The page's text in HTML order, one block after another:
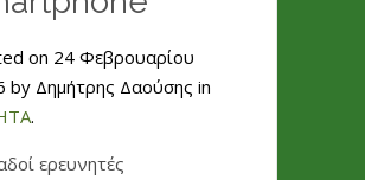
on 24 Φεβρουαρίου
by Δημήτρης Δαούσης in
.
ερευνητές